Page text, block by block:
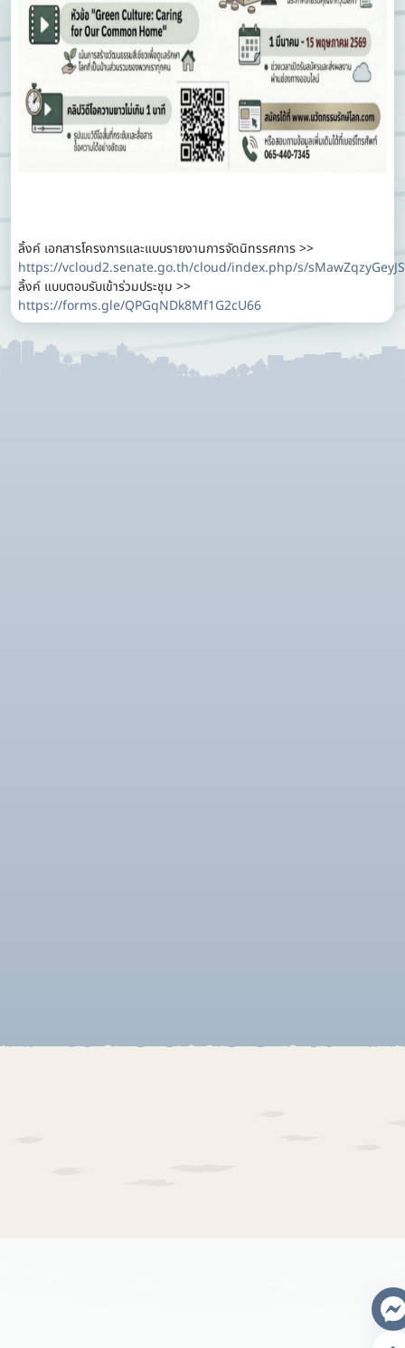
ลิ้งค์ เอกสารโครงการและแบบรายงานการจัดนิทรรศการ >>
https://vcloud2.senate.go.th/cloud/index.php/s/
ลิ้งค์ แบบตอบรับเข้าร่วมประชุม >>
https://forms.gle/QPGqNDk8Mf1G2cU66